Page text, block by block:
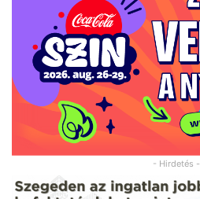
- Hirdetés -